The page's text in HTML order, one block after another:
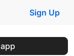
Sign Up